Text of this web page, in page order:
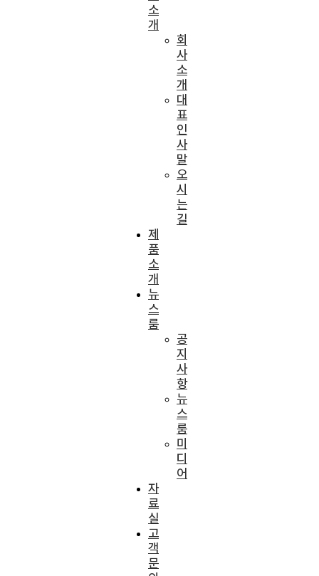
소
개
회
사
소
개
대
표
인
사
말
오
시
는
길
제
품
소
개
뉴
스
룸
공
지
사
항
뉴
스
룸
미
디
어
자
료
실
고
객
문